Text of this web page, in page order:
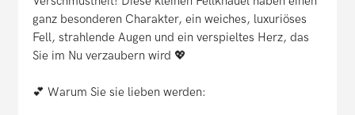
ganz besonderen Charakter, ein weiches, luxuriöses
Fell, strahlende Augen und ein verspieltes Herz, das
Sie im Nu verzaubern wird 💖
💕 Warum Sie sie lieben werden: